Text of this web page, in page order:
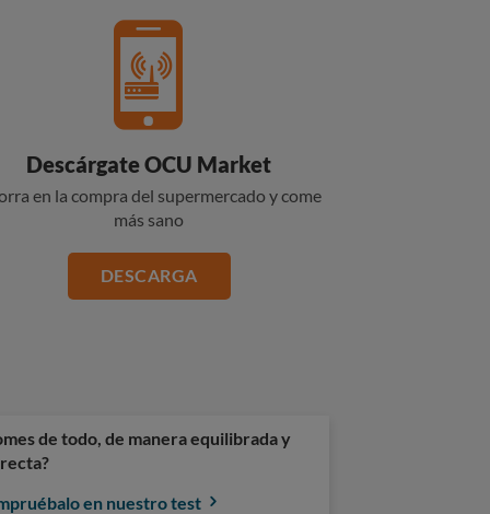
Descárgate OCU Market
en la compra del supermercado y come
más sano
DESCARGA
de todo, de manera equilibrada y
en nuestro test